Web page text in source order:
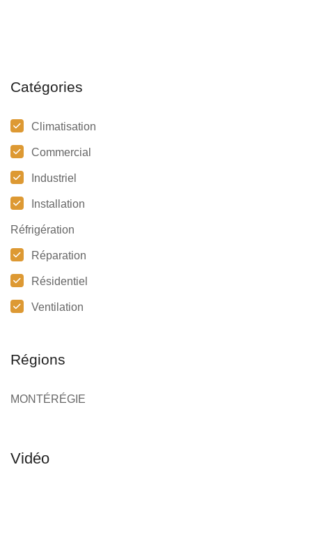
Catégories
Climatisation
Commercial
Industriel
Installation
Réfrigération
Réparation
Résidentiel
Ventilation
Régions
MONTÉRÉGIE